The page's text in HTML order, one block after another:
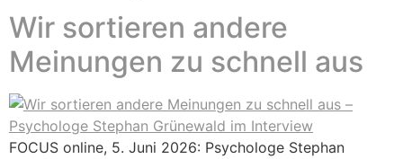
Wir sortieren andere
Meinungen zu schnell aus
FOCUS online, 5. Juni 2026: Psychologe Stephan